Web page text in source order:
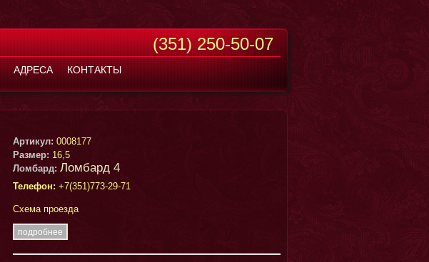
(351) 250-50-07
АДРЕСА КОНТАКТЫ
Артикул: 0008177
Размер: 16,5
Ломбард: Ломбард 4
Телефон: +7(351)773-29-71
Схема проезда
подробнее